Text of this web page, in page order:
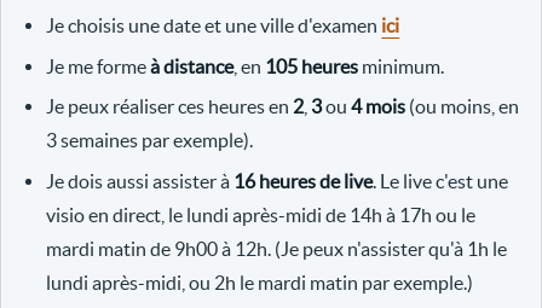
Je choisis une date et une ville d'examen ici
Je me formeà distance, en 105 heures minimum.
Je peux réaliser ces heures en 2 3ou4 mois (ou moins, en
3 semaines par exemple).
Je dois aussi assister à 16 heures de live. Le live c'est une
visio en direct, le lundi après-midi de 14h à 17h ou le
mardi matin de 9h00 à 12h. (Je peux n'assister qu'à 1h le
lundi après-midi, ou 2h le mardi matin par exemple.)